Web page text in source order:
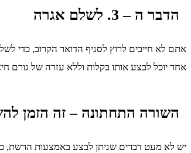
הדבר ה – 3. לשלם אגרה
אתם לא חייבים לרוץ לסניף הדואר הקרוב, כדי
אחד יוכל לבצע אותו בקלות וללא עזרה של גורם
השורה התחתונה – זה הזמן
יש לא מעט דברים שניתן לבצע באמצעות הרשת,